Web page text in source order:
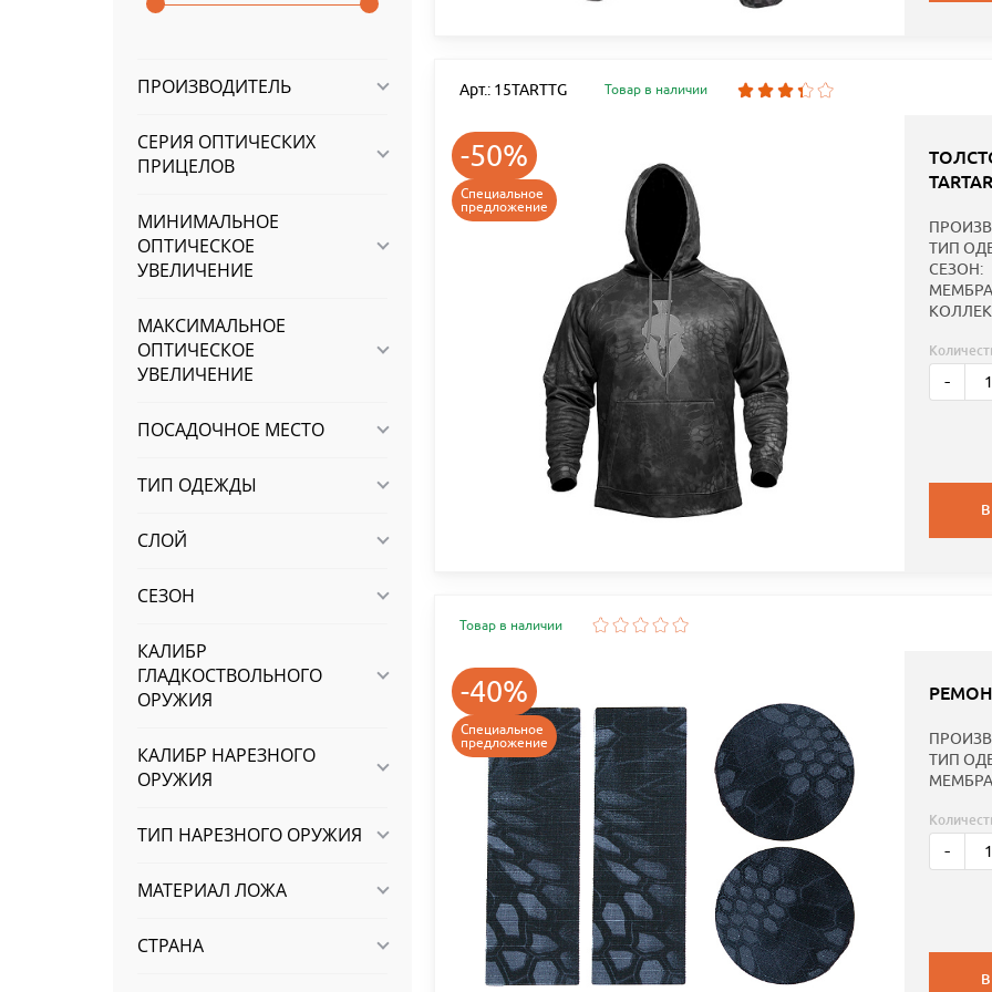
ПРОИЗВОДИТЕЛЬ
СЕРИЯ ОПТИЧЕСКИХ
ПРИЦЕЛОВ
МИНИМАЛЬНОЕ
ОПТИЧЕСКОЕ
УВЕЛИЧЕНИЕ
МАКСИМАЛЬНОЕ
ОПТИЧЕСКОЕ
УВЕЛИЧЕНИЕ
ПОСАДОЧНОЕ МЕСТО
ТИП ОДЕЖДЫ
СЛОЙ
СЕЗОН
КАЛИБР
ГЛАДКОСТВОЛЬНОГО
ОРУЖИЯ
КАЛИБР НАРЕЗНОГО
ОРУЖИЯ
ТИП НАРЕЗНОГО ОРУЖИЯ
МАТЕРИАЛ ЛОЖА
СТРАНА
Арт.: 15TARTTG Товар в наличии
-50%
Специальное
предложение
ТИП
СЕЗОН:
-
Товар в наличии
-40%
Специальное
предложение
ТИП
-